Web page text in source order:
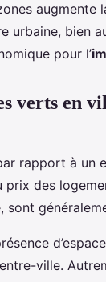
augmente
urbaine, bien
pour l’
verts en
rapport à
des
sont
ville.